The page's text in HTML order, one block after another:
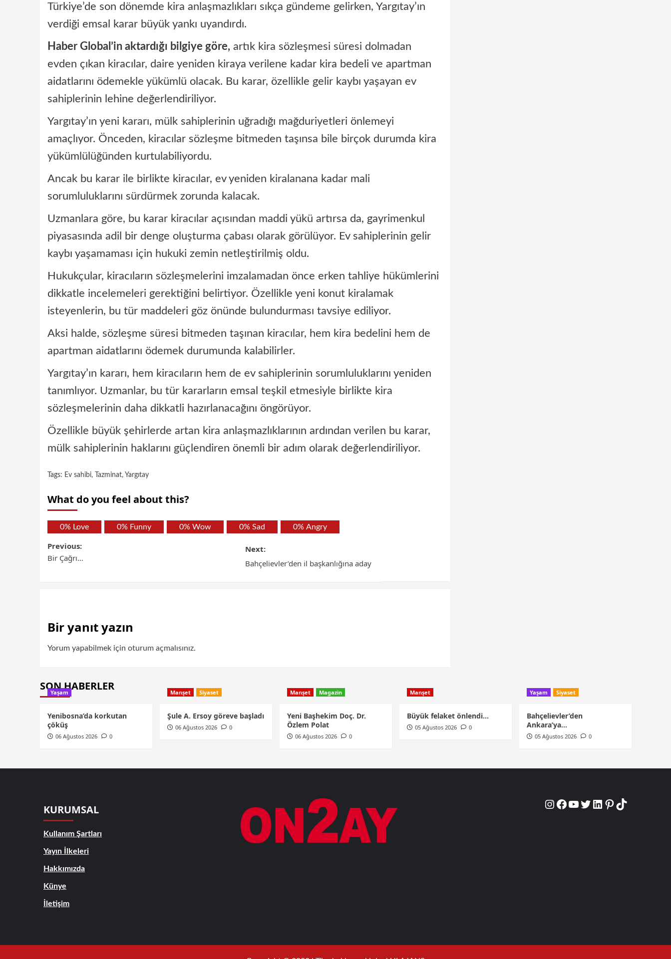
Türkiye’de son dönemde kira anlaşmazlıkları sıkça gündeme gelirken, Yargıtay’ın
verdiği emsal karar büyük yankı uyandırdı.
Haber Global’in aktardığı bilgiye göre,artık kira sözleşmesi süresi dolmadan
evden çıkan kiracılar, daire yeniden kiraya verilene kadar kira bedeli ve apartman
aidatlarını ödemekle yükümlü olacak. Bu karar, özellikle gelir kaybı yaşayan ev
sahiplerinin lehine değerlendiriliyor.
Yargıtay’ın yeni kararı, mülk sahiplerinin uğradığı mağduriyetleri önlemeyi
amaçlıyor. Önceden, kiracılar sözleşme bitmeden taşınsa bile birçok durumda kira
yükümlülüğünden kurtulabiliyordu.
Ancak bu karar ile birlikte kiracılar, ev yeniden kiralanana kadar mali
sorumluluklarını sürdürmek zorunda kalacak.
Uzmanlara göre, bu karar kiracılar açısından maddi yükü artırsa da, gayrimenkul
piyasasında adil bir denge oluşturma çabası olarak görülüyor. Ev sahiplerinin gelir
kaybı yaşamaması için hukuki zemin netleştirilmiş oldu.
Hukukçular, kiracıların sözleşmelerini imzalamadan önce erken tahliye hükümlerini
dikkatle incelemeleri gerektiğini belirtiyor. Özellikle yeni konut kiralamak
isteyenlerin, bu tür maddeleri göz önünde bulundurması tavsiye ediliyor.
Aksi halde, sözleşme süresi bitmeden taşınan kiracılar, hem kira bedelini hem de
apartman aidatlarını ödemek durumunda kalabilirler.
Yargıtay’ın kararı, hem kiracıların hem de ev sahiplerinin sorumluluklarını yeniden
tanımlıyor. Uzmanlar, bu tür kararların emsal teşkil etmesiyle birlikte kira
sözleşmelerinin daha dikkatli hazırlanacağını öngörüyor.
Özellikle büyük şehirlerde artan kira anlaşmazlıklarının ardından verilen bu karar,
mülk sahiplerinin haklarını güçlendiren önemli bir adım olarak değerlendiriliyor.
Tags: Ev sahibi, Tazminat, Yargıtay
What do you feel about this?
0% Love 0% Funny 0% Wow 0% Sad 0% Angry
Previous:
Bir Çağrı…
Next:
Bahçelievler’den il başkanlığına aday
Bir yanıt yazın
Yorum yapabilmek için oturum açmalısınız.
SON HABERLER
Yaşam
Yenibosna’da korkutan
çöküş
06 Ağustos 2026 0
Manşet Siyaset
Şule A. Ersoy göreve başladı
06 Ağustos 2026 0
Manşet Magazin
Yeni Başhekim Doç. Dr.
Özlem Polat
06 Ağustos 2026 0
Manşet
Büyük felaket önlendi…
05 Ağustos 2026 0
Yaşam Siyaset
Bahçelievler’den
Ankara’ya…
05 Ağustos 2026 0
KURUMSAL
Kullanım Şartları
Yayın İlkeleri
Hakkımızda
Künye
İletişim